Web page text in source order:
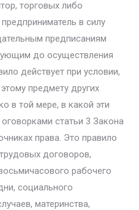
торговых либо
в силу
предписаниям
до осуществления
действует при условии,
предмету других
в той мере, в какой эти
статьи 3 Закона
права. Это правило
договоров,
рабочего
социального
материнства,